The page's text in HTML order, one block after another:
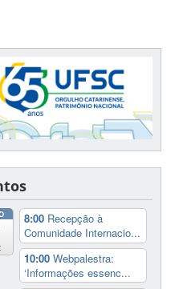
8:00 Recepção à
Comunidade Internacio...
10:00Webpalestra:
‘Informações essenc...